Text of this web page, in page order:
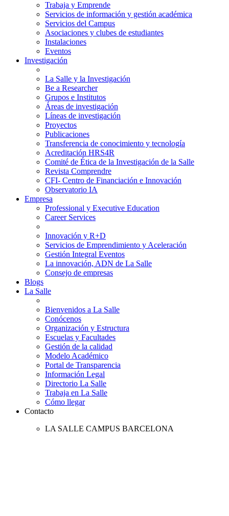
Trabaja y Emprende
Servicios de información y gestión académica
Servicios del Campus
Asociaciones y clubes de estudiantes
Instalaciones
Eventos
Investigación
La Salle y la Investigación
Be a Researcher
Grupos e Institutos
Áreas de investigación
Líneas de investigación
Proyectos
Publicaciones
Transferencia de conocimiento y tecnología
Acreditación HRS4R
Comité de Ética de la Investigación de la Salle
Revista Comprendre
CFI- Centro de Financiación e Innovación
Observatorio IA
Empresa
Professional y Executive Education
Career Services
Innovación y R+D
Servicios de Emprendimiento y Aceleración
Gestión Integral Eventos
La innovación, ADN de La Salle
Consejo de empresas
Blogs
La Salle
Bienvenidos a La Salle
Conócenos
Organización y Estructura
Escuelas y Facultades
Gestión de la calidad
Modelo Académico
Portal de Transparencia
Información Legal
Directorio La Salle
Trabaja en La Salle
Cómo llegar
Contacto
LA SALLE CAMPUS BARCELONA